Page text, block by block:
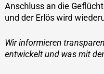
Anschluss an die
und der Erlös wird
Wir informieren
entwickelt und was mit